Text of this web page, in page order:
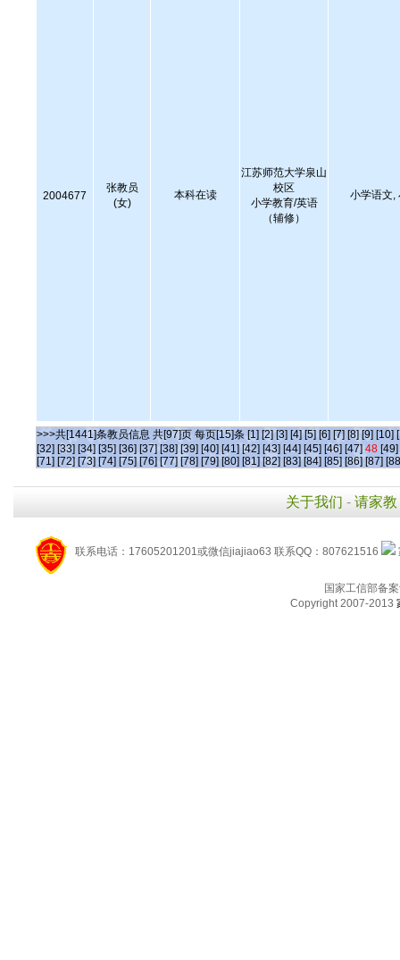
2004677
张教员
(女)
本科在读
江苏师范大学泉山
校区
小学教育/英语
（辅修）
小学语文,
>>>共[1441]条教员信息 共[97]页 每页[15]条 [1] [2] [3] [4] [5] [6] [7] [8] [9] [10]
[32] [33] [34] [35] [36] [37] [38] [39] [40] [41] [42] [43] [44] [45] [46] [47] 48 [49]
[71] [72] [73] [74] [75] [76] [77] [78] [79] [80] [81] [82] [83] [84] [85] [86] [87]
关于我们 - 请家教
联系电话：17605201201或微信jiajiao63 联系QQ：807621516
国家工信部备
Copyright 2007-2013